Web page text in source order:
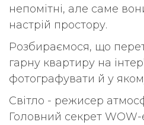
непомітні, але саме
настрій простору.
Розбираємося, що
гарну квартиру на
фотографувати й у
Світло - режисер
Головний секрет